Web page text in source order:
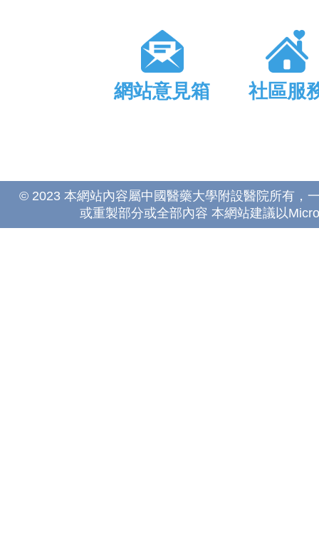
網站意見箱 社區服
© 2023 本網站內容屬中國醫藥大學附設醫院所有，
或重製部分或全部內容 本網站建議以